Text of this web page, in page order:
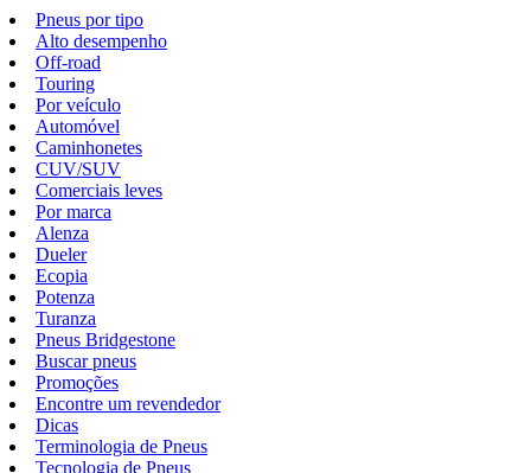
Pneus por tipo
Alto desempenho
Off-road
Touring
Por veículo
Automóvel
Caminhonetes
CUV/SUV
Comerciais leves
Por marca
Alenza
Dueler
Ecopia
Potenza
Turanza
Pneus Bridgestone
Buscar pneus
Promoções
Encontre um revendedor
Dicas
Terminologia de Pneus
Tecnologia de Pneus